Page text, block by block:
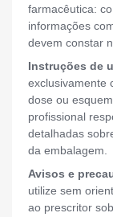
farmacêutica:
informações
devem constar
Instruções de
exclusivamente
dose ou
profissional
detalhadas
da embalagem.
Avisos e
utilize sem
ao prescritor